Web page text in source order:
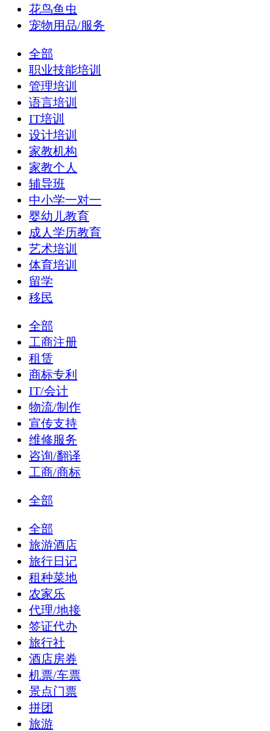
花鸟鱼虫
宠物用品/服务
全部
职业技能培训
管理培训
语言培训
IT培训
设计培训
家教机构
家教个人
辅导班
中小学一对一
婴幼儿教育
成人学历教育
艺术培训
体育培训
留学
移民
全部
工商注册
租赁
商标专利
IT/会计
物流/制作
宣传支持
维修服务
咨询/翻译
工商/商标
全部
全部
旅游酒店
旅行日记
租种菜地
农家乐
代理/地接
签证代办
旅行社
酒店房券
机票/车票
景点门票
拼团
旅游